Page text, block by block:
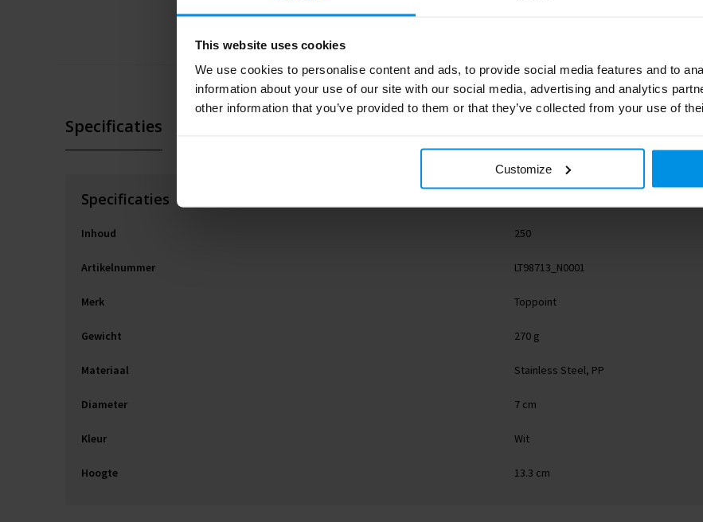
This website uses cookies
We use cookies to personalise content and ads, to provide social media features and to
information about your use of our site with our social media, advertising and analytics
other information that you’ve provided to them or that they’ve collected from your use of
Customize
Specificaties
Specificaties
Inhoud 250
Artikelnummer LT98713_N0001
Merk Toppoint
Gewicht 270 g
Materiaal Stainless Steel, PP
Diameter 7 cm
Kleur Wit
Hoogte 13.3 cm